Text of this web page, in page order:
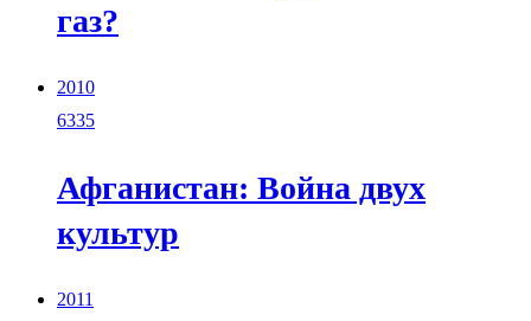
газ?
2010
6335
Афганистан: Война двух
культур
2011